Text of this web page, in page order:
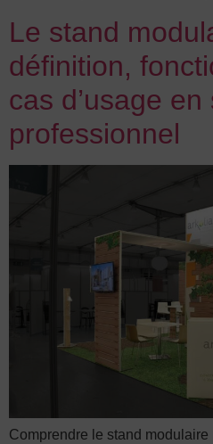
Le stand
définition,
cas d’usage en
professionnel
Comprendre le stand modulaire